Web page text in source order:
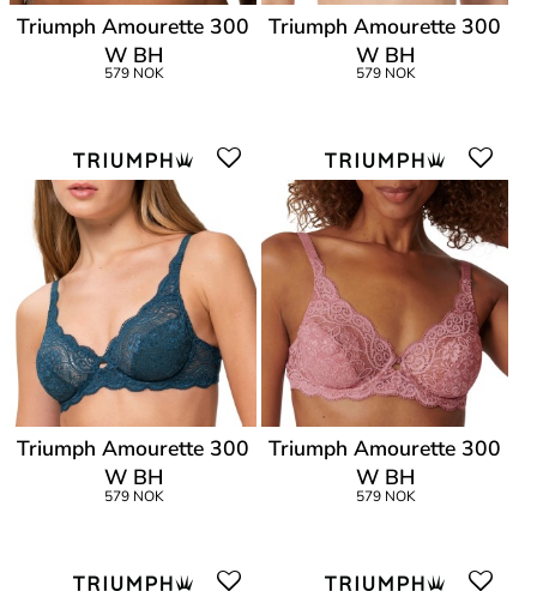
Triumph Amourette 300
W BH
579 NOK
Triumph Amourette 300
W BH
579 NOK
Triumph Amourette 300
W BH
579 NOK
Triumph Amourette 300
W BH
579 NOK